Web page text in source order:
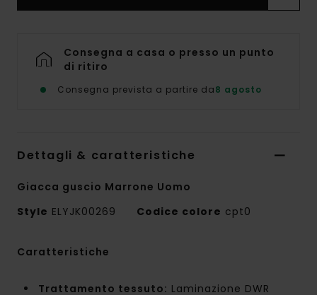
Consegna a casa o presso un punto
di ritiro
Consegna prevista a partire da8 agosto
Dettagli & caratteristiche
Giacca guscio Marrone Uomo
Style ELYJK00269 Codice colore cpt0
Caratteristiche
Trattamento tessuto: Laminazione DWR